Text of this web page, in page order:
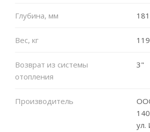
Глубина, мм
Вес, кг
Возврат из системы
отопления
3"
Производитель
ул.